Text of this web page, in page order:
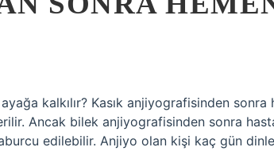
kalkılır? Kasık anjiyografisinden
Ancak bilek anjiyografisinden sonra
edilebilir. Anjiyo olan kişi kaç gün